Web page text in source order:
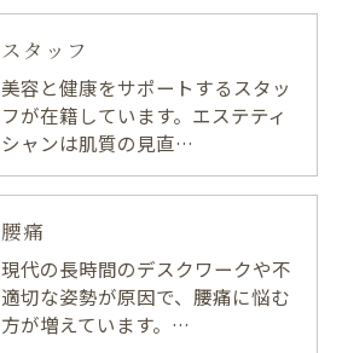
スタッフ
美容と健康をサポートするスタッ
フが在籍しています。エステティ
シャンは肌質の見直…
腰痛
現代の長時間のデスクワークや不
適切な姿勢が原因で、腰痛に悩む
方が増えています。…